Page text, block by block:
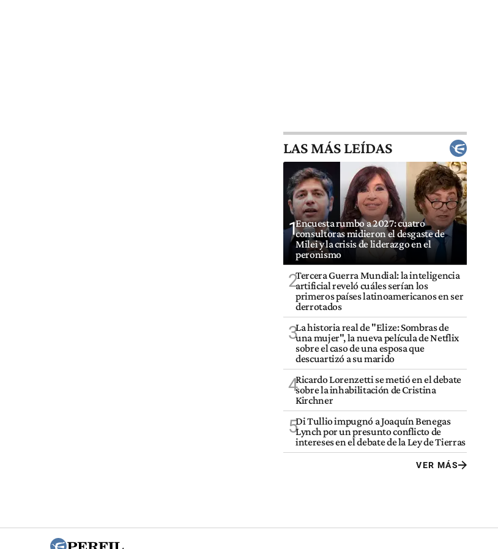
LAS MÁS LEÍDAS
1Encuesta rumbo a 2027: cuatro
consultoras midieron el desgaste de
Milei y la crisis de liderazgo en el
peronismo
2Tercera Guerra Mundial: la inteligencia
artificial reveló cuáles serían los
primeros países latinoamericanos en ser
derrotados
3La historia real de "Elize: Sombras de
una mujer", la nueva película de Netflix
sobre el caso de una esposa que
descuartizó a su marido
4Ricardo Lorenzetti se metió en el debate
sobre la inhabilitación de Cristina
Kirchner
5Di Tullio impugnó a Joaquín Benegas
Lynch por un presunto conflicto de
intereses en el debate de la Ley de Tierras
VER MÁS